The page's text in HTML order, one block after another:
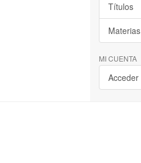
Títulos
Materias
MI CUENTA
Acceder